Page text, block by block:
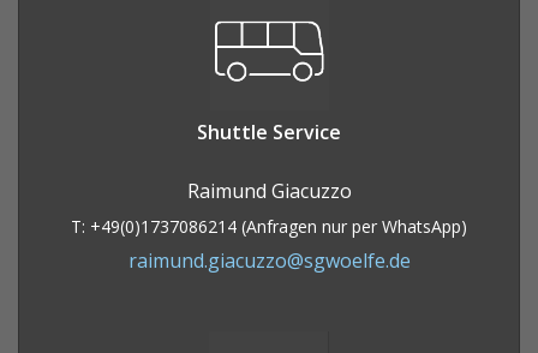
Shuttle Service
Raimund Giacuzzo
T: +49(0)1737086214 (Anfragen nur per WhatsApp)
raimund.giacuzzo@sgwoelfe.de